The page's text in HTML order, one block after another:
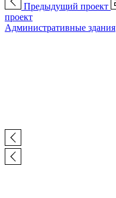
Предыдущий проект
проект
Административные здания